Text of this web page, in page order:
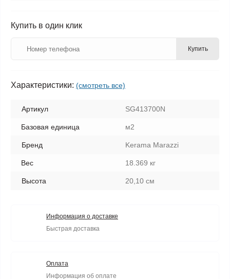
Купить в один клик
Купить
Характеристики: (смотреть все)
Артикул SG413700N
Базовая единица м2
Бренд Kerama Marazzi
Вес 18.369 кг
Высота 20,10 см
Информация о доставке
Быстрая доставка
Оплата
Информация об оплате